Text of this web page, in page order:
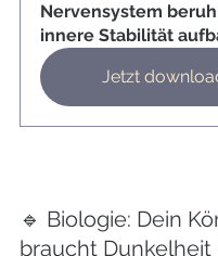
Nervensystem
innere Stabilität
Jetzt
🔹 Biologie: Dein
braucht Dunkelheit